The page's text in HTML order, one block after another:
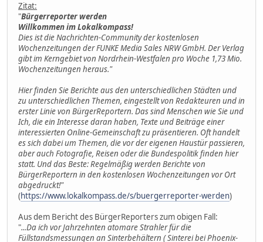
Zitat:
"Bürgerreporter werden
Willkommen im Lokalkompass!
Dies ist die Nachrichten-Community der kostenlosen
Wochenzeitungen der FUNKE Media Sales NRW GmbH. Der Verlag
gibt im Kerngebiet von Nordrhein-Westfalen pro Woche 1,73 Mio.
Wochenzeitungen heraus."
Hier finden Sie Berichte aus den unterschiedlichen Städten und
zu unterschiedlichen Themen, eingestellt von Redakteuren und in
erster Linie von BürgerReportern. Das sind Menschen wie Sie und
Ich, die ein Interesse daran haben, Texte und Beiträge einer
interessierten Online-Gemeinschaft zu präsentieren. Oft handelt
es sich dabei um Themen, die vor der eigenen Haustür passieren,
aber auch Fotografie, Reisen oder die Bundespolitik finden hier
statt. Und das Beste: Regelmäßig werden Berichte von
BürgerReportern in den kostenlosen Wochenzeitungen vor Ort
abgedruckt!"
(https://www.lokalkompass.de/s/buergerreporter-werden)
Aus dem Bericht des BürgerReporters zum obigen Fall:
"...Da ich vor Jahrzehnten atomare Strahler für die
Füllstandsmessungen an Sinterbehältern ( Sinterei bei Phoenix-